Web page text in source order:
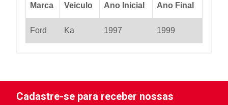
Marca Veiculo Ano Inicial Ano Final
Ford Ka 1997 1999
Cadastre-se para receber nossas